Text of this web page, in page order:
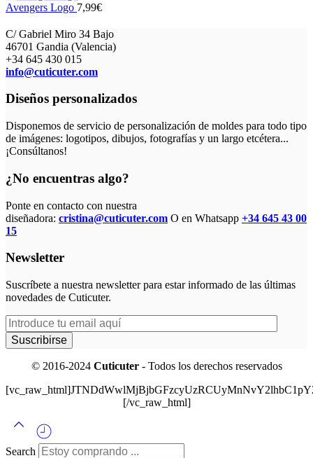
Avengers Logo 7,99€
C/ Gabriel Miro 34 Bajo
46701 Gandia (Valencia)
+34 645 430 015
info@cuticuter.com
Diseños personalizados
Disponemos de servicio de personalización de moldes para todo tipo
de imágenes: logotipos, dibujos, fotografías y un largo etcétera...
¡Consúltanos!
¿No encuentras algo?
Ponte en contacto con nuestra
diseñadora: cristina@cuticuter.com O en Whatsapp +34 645 43 00
15
Newsletter
Suscríbete a nuestra newsletter para estar informado de las últimas
novedades de Cuticuter.
© 2016-2024 Cuticuter- Todos los derechos reservados
[/vc_raw_html]
Search